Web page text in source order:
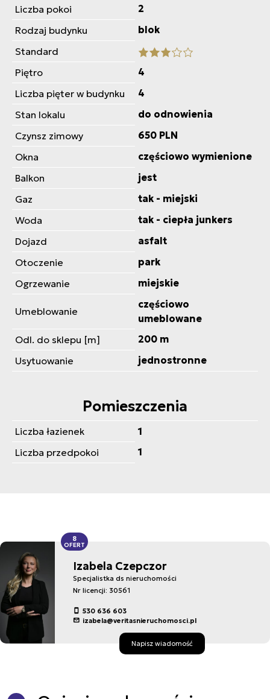
Liczba pokoi
2
Rodzaj budynku
blok
Standard
Piętro
4
Liczba pięter w budynku
4
Stan lokalu
do odnowienia
Czynsz zimowy
650 PLN
Okna
częściowo wymienione
Balkon
jest
Gaz
tak - miejski
Woda
tak - ciepła junkers
Dojazd
asfalt
Otoczenie
park
Ogrzewanie
miejskie
Umeblowanie
częściowo
umeblowane
Odl. do sklepu [m]
200 m
Usytuowanie
jednostronne
Pomieszczenia
Liczba łazienek
1
Liczba przedpokoi
1
Izabela Czepczor
Specjalistka ds nieruchomości
Nr licencji: 30561
530 636 603
izabela@veritasnieruchomosci.pl
Napisz wiadomość
8
OFERT